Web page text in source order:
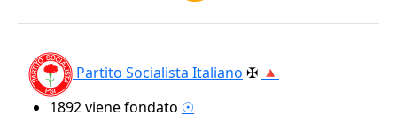
Partito Socialista Italiano ✠ 🔺
1892viene fondato ☉